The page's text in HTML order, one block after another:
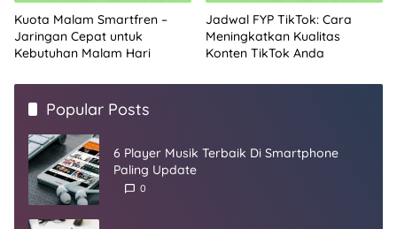
Kuota Malam Smartfren –
Jaringan Cepat untuk
Kebutuhan Malam Hari
Jadwal FYP TikTok: Cara
Meningkatkan Kualitas
Konten TikTok Anda
Popular Posts
6 Player Musik Terbaik Di Smartphone
Paling Update
0